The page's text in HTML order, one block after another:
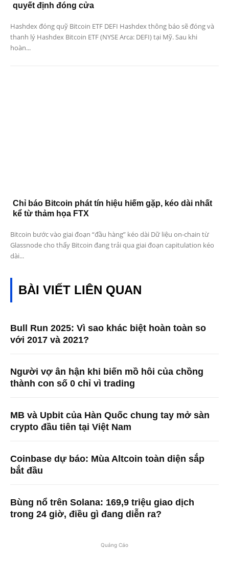
quyết định đóng cửa
Hashdex đóng quỹ Bitcoin ETF DEFI Hashdex thông báo sẽ đóng và
thanh lý Hashdex Bitcoin ETF (NYSE Arca: DEFI) tại Mỹ. Sau khi
hoàn...
Chỉ báo Bitcoin phát tín hiệu hiếm gặp, kéo dài nhất
kể từ thảm họa FTX
Bitcoin bước vào giai đoạn “đầu hàng” kéo dài Dữ liệu on-chain từ
Glassnode cho thấy Bitcoin đang trải qua giai đoạn capitulation kéo
dài...
BÀI VIẾT LIÊN QUAN
Bull Run 2025: Vì sao khác biệt hoàn toàn so
với 2017 và 2021?
Người vợ ân hận khi biến mồ hôi của chồng
thành con số 0 chỉ vì trading
MB và Upbit của Hàn Quốc chung tay mở sàn
crypto đầu tiên tại Việt Nam
Coinbase dự báo: Mùa Altcoin toàn diện sắp
bắt đầu
Bùng nổ trên Solana: 169,9 triệu giao dịch
trong 24 giờ, điều gì đang diễn ra?
Quảng Cáo